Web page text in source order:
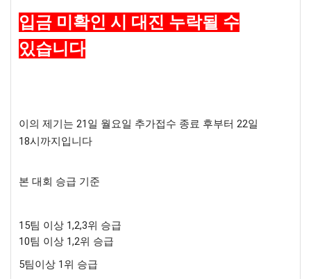
입금 미확인 시 대진 누락될 수
있습니다
이의 제기는 21일 월요일 추가접수 종료 후부터 22일
18시까지입니다
본 대회 승급 기준
15팀 이상 1,2,3위 승급
10팀 이상 1,2위 승급
5팀이상 1위 승급